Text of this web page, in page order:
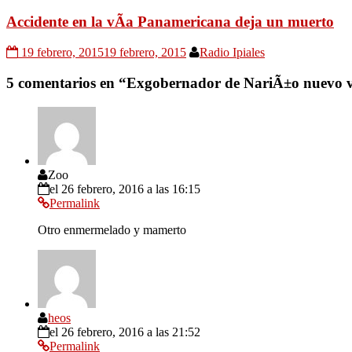
Accidente en la vÃ­a Panamericana deja un muerto
19 febrero, 201519 febrero, 2015 Radio Ipiales
5 comentarios en “Exgobernador de NariÃ±o nuevo
Zoo
el 26 febrero, 2016 a las 16:15
Permalink
Otro enmermelado y mamerto
heos
el 26 febrero, 2016 a las 21:52
Permalink